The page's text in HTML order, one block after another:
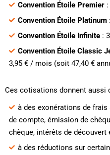
Convention Étoile Premier:
Convention Étoile Platinum
Convention Étoile Infinite:
Convention Étoile Classic
3,95 € / mois (soit 47,40 €
Ces cotisations donnent aussi
à des exonérations de
de compte, émission de
chèque, intérêts de découvert
à des réductions sur